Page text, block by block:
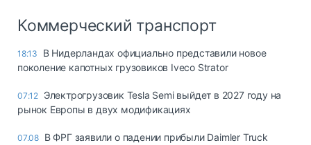
Коммерческий транспорт
18:13
В Нидерландах официально представили новое
поколение капотных грузовиков Iveco Strator
07:12 Электрогрузовик Tesla Semi выйдет в 2027 году на
рынок Европы в двух модификациях
07.08 В ФРГ заявили о падении прибыли Daimler Truck